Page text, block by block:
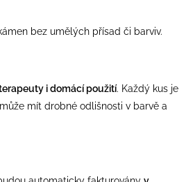
bez umělých přísad či barviv.
i domácí použití. Každý kus je
mít drobné odlišnosti v barvě a